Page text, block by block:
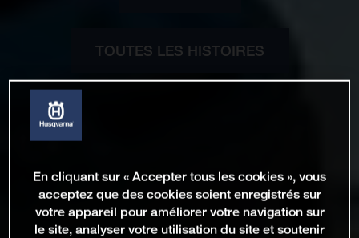
TOUTES LES HISTOIRES
En cliquant sur « Accepter tous les cookies », vous
acceptez que des cookies soient enregistrés sur
votre appareil pour améliorer votre navigation sur
le site, analyser votre utilisation du site et soutenir